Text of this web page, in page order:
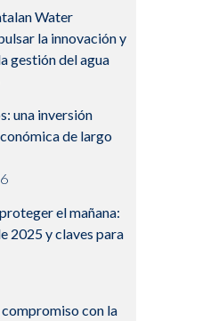
Water
la innovación y
gestión del agua
una inversión
de largo
el mañana:
2025 y claves para
compromiso con la